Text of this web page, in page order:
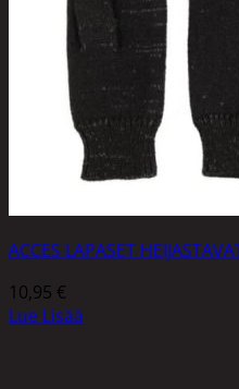
ACCES LAPASET
10,95 €
Lue Lisää